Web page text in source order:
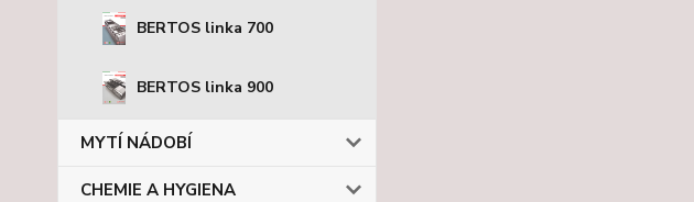
BERTOS linka 700
BERTOS linka 900
MYTÍ NÁDOBÍ
CHEMIE A HYGIENA